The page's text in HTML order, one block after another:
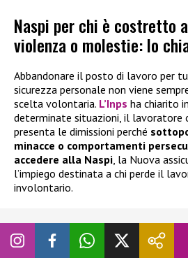
Naspi per chi è costretto
violenza o molestie: lo
Abbandonare il posto di lavoro per
sicurezza personale non viene
scelta volontaria. L’Inps ha chiarito
determinate situazioni, il lavoratore
presenta le dimissioni perché
minacce o comportamenti
accedere alla Naspi , la Nuova
l’impiego destinata a chi perde il
involontario.